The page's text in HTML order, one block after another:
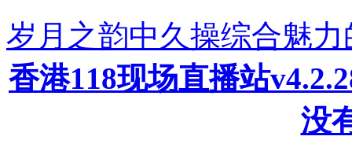
岁月之韵中久操综合魅
香港118现场直播站
没